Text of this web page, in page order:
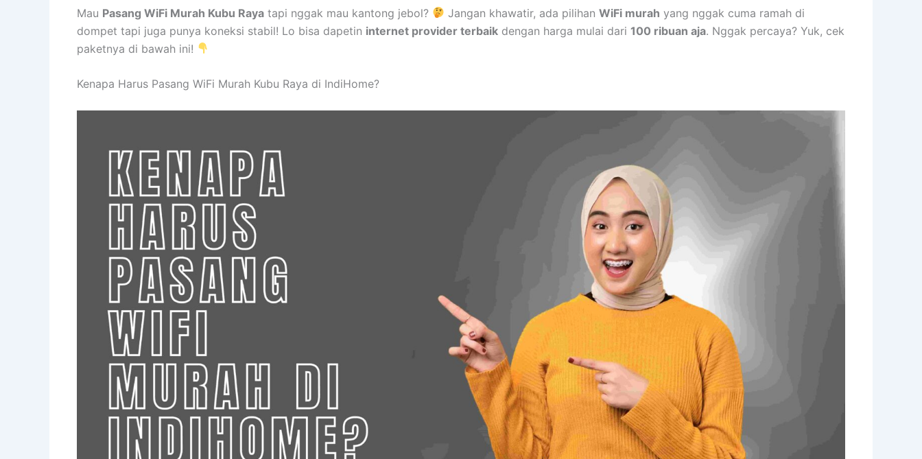
Mau Pasang WiFi Murah Kubu Raya tapi nggak mau kantong jebol? Jangan khawatir, ada pilihanWiFi murah yang nggak cuma ramah di
dompet tapi juga punya koneksi stabil! Lo bisa dapetin internet provider terbaik dengan harga mulai dari 100 ribuan aja. Nggak percaya? Yuk, cek
paketnya di bawah ini!
Kenapa Harus Pasang WiFi Murah Kubu Raya di IndiHome?